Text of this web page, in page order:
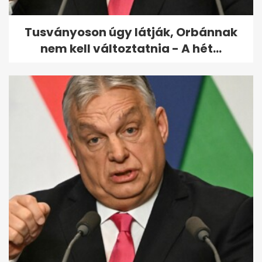
Tusványoson úgy látják, Orbánnak
nem kell változtatnia - A hét...